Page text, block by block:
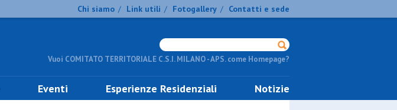
Chi siamo / Link utili / Fotogallery / Contatti e sede
Vuoi COMITATO TERRITORIALE C.S.I. MILANO - APS. come Homepage?
Eventi Esperienze Residenziali Notizie